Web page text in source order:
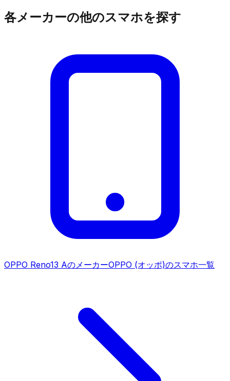
各メーカーの他のスマホを探す
OPPO Reno13 AのメーカーOPPO (オッポ)のスマホ一覧